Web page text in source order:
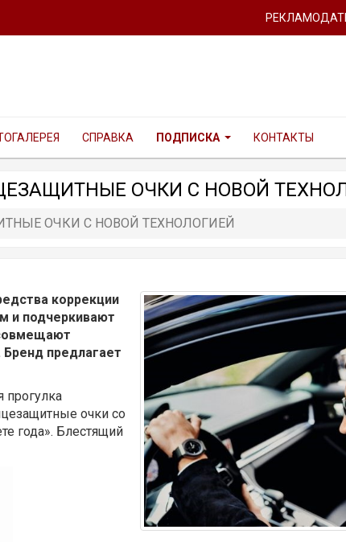
СПРАВКА ПОДПИСКА КОНТАКТЫ
ОЧКИ С НОВОЙ
ОЧКИ С НОВОЙ ТЕХНОЛОГИЕЙ
коррекции
и подчеркивают
предлагает
прогулка
очки со
года». Блестящий